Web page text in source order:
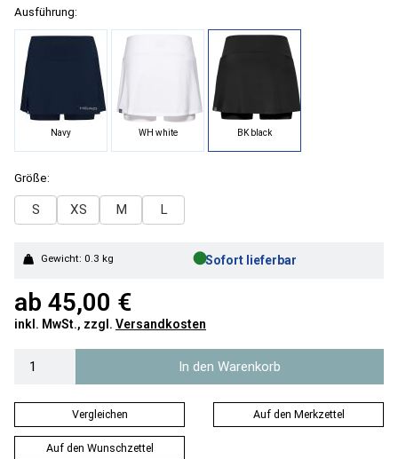
Ausführung:
Navy WH white BK black
Größe:
S XS M L
Gewicht: 0.3 kg ●Sofort lieferbar
ab 45,00 €
inkl. MwSt., zzgl. Versandkosten
In den Warenkorb
Vergleichen Auf den Merkzettel
Auf den Wunschzettel